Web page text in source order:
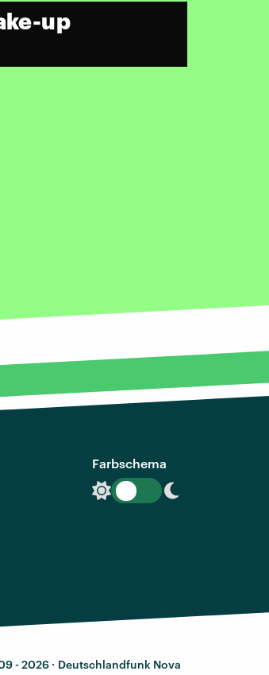
up
Farbschema
- 2026 · Deutschlandfunk Nova